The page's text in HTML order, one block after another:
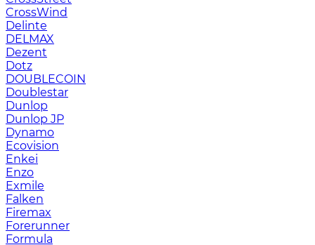
CrossWind
Delinte
DELMAX
Dezent
Dotz
DOUBLECOIN
Doublestar
Dunlop
Dunlop JP
Dynamo
Ecovision
Enkei
Enzo
Exmile
Falken
Firemax
Forerunner
Formula